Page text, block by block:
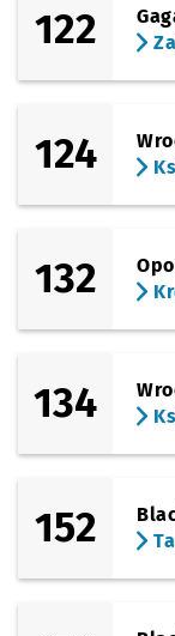
Dworzec
122
124
132
134
152